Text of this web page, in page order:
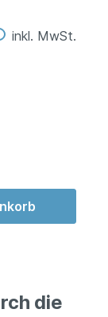
inkl. MwSt.
die